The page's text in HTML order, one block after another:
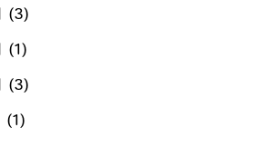
(3)
(1)
(3)
(1)